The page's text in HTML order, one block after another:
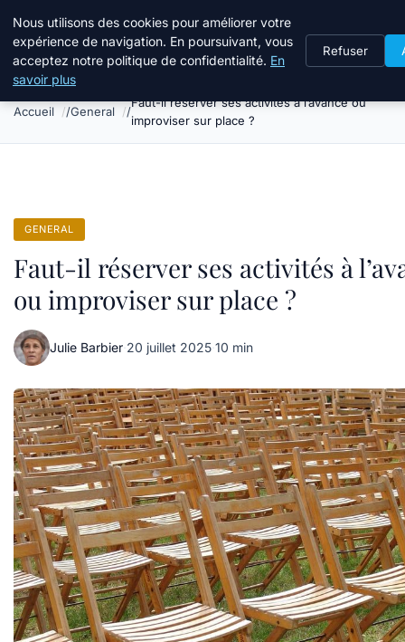
Tourisme Landes
Accueil General
Faut-il réserver ses activités à l’avance ou
improviser sur place ?
GENERAL
Faut-il réserver ses activités à
ou improviser sur place ?
Julie Barbier·20 juillet 2025·10 min
Nous utilisons des cookies pour améliorer votre
expérience de navigation. En poursuivant, vous
acceptez notre politique de confidentialité. En
savoir plus
Refuser